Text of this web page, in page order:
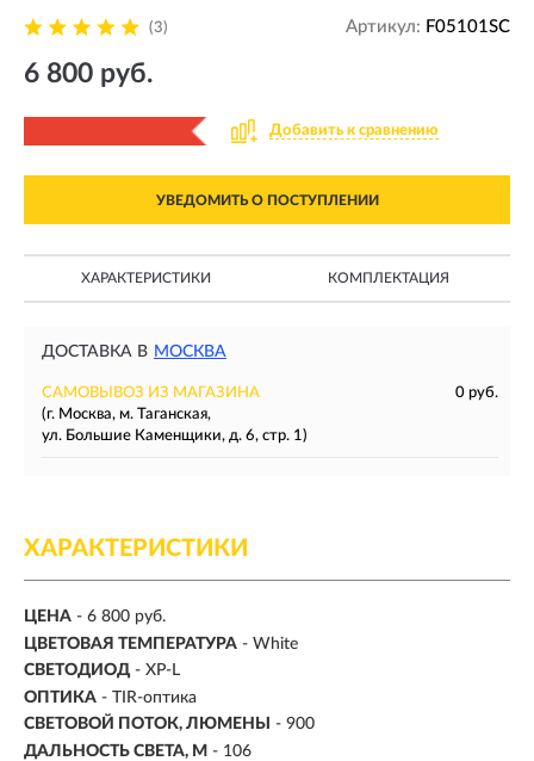
(3) Артикул: F05101SC
6 800 руб.
Добавить к сравнению
УВЕДОМИТЬ О ПОСТУПЛЕНИИ
ХАРАКТЕРИСТИКИ КОМПЛЕКТАЦИЯ
ДОСТАВКА В МОСКВА
САМОВЫВОЗ ИЗ МАГАЗИНА
0 руб.
(г. Москва, м. Таганская,
ул. Большие Каменщики, д. 6, стр. 1)
ХАРАКТЕРИСТИКИ
ЦЕНА - 6 800 руб.
ЦВЕТОВАЯ ТЕМПЕРАТУРА - White
СВЕТОДИОД - XP-L
ОПТИКА - TIR-оптика
СВЕТОВОЙ ПОТОК, ЛЮМЕНЫ
- 900
ДАЛЬНОСТЬ СВЕТА, М - 106